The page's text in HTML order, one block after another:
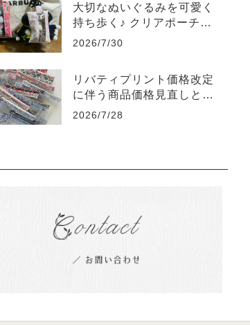
大切なぬいぐるみを可愛く
持ち歩く♪ クリアポーチの
素敵な使い方をご紹介
2026/7/30
リバティプリント価格改定
に伴う商品価格見直しと販
売終了商品のご案内
2026/7/28